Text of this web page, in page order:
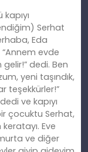
Serhat
Eda
evde
dedi. Ben
yeni taşındık,
teşekkürler!”
ve kapıyı
çocuktu Serhat,
Eve
ve diğer